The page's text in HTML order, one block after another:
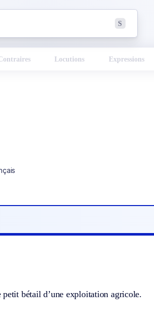
S
Locutions Expressions
bétail d’une exploitation agricole.